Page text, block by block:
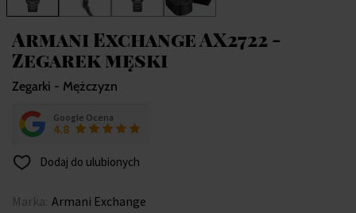
Armani Exchange AX2722 -
Zegarek męski
Zegarki - Mężczyzn
Google Ocena
4.8
Dodaj do ulubionych
Marka: Armani Exchange